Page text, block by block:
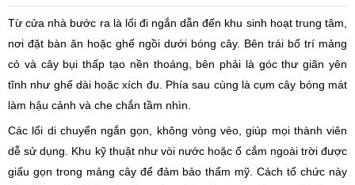
Từ cửa nhà bước ra là lối đi ngắn dẫn đến khu sinh hoạt trung tâm,
nơi đặt bàn ăn hoặc ghế ngồi dưới bóng cây. Bên trái bố trí mảng
cỏ và cây bụi thấp tạo nền thoáng, bên phải là góc thư giãn yên
tĩnh như ghế dài hoặc xích đu. Phía sau cùng là cụm cây bóng mát
làm hậu cảnh và che chắn tầm nhìn.
Các lối di chuyển ngắn gọn, không vòng vèo, giúp mọi thành viên
dễ sử dụng. Khu kỹ thuật như vòi nước hoặc ổ cắm ngoài trời được
giấu gọn trong mảng cây để đảm bảo thẩm mỹ. Cách tổ chức này